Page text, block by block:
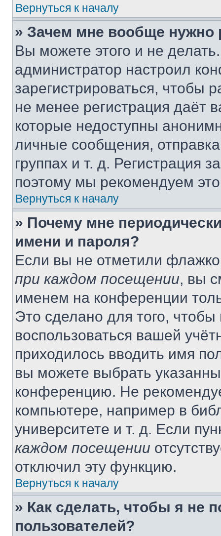
Вернуться к началу
» Зачем мне вообще нужно
Вы можете этого и не
администратор настроил
зарегистрироваться, чтобы
не менее регистрация даёт
которые недоступны
личные сообщения,
группах и т. д. Регистрация
поэтому мы рекомендуем
Вернуться к началу
» Почему мне
имени и пароля?
Если вы не отметили
при каждом посещении, вы
именем на конференции
Это сделано для того, чтобы
воспользоваться вашей
приходилось вводить имя
вы можете выбрать
конференцию. Не
компьютере, например в
университете и т. д. Если
каждом посещении
отключил эту функцию.
Вернуться к началу
» Как сделать, чтобы я не
пользователей?